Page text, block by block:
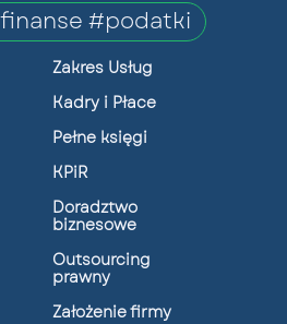
Zakres Usług
Kadry i Płace
Pełne księgi
KPiR
Doradztwo
biznesowe
Outsourcing
prawny
Założenie firmy
#podatki